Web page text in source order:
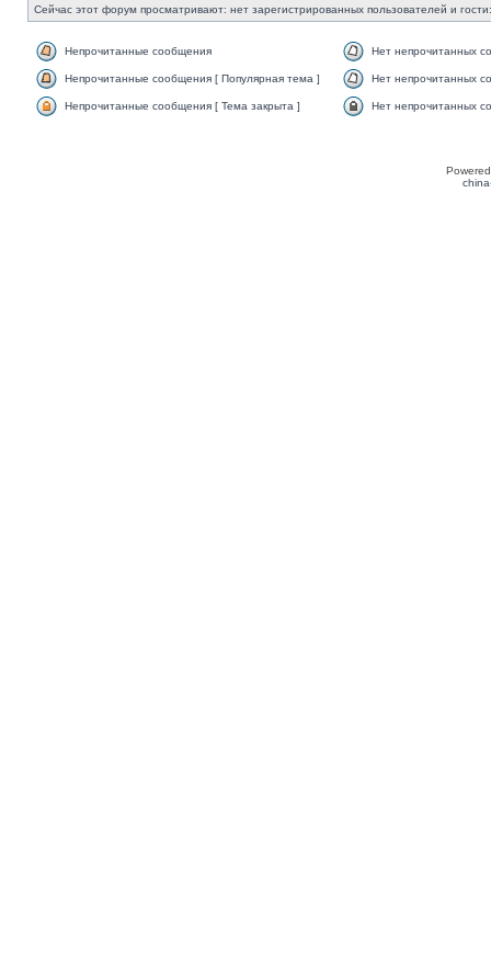
Сейчас этот форум просматривают: нет зарегистрированных пользователей и
Непрочитанные сообщения Нет непрочитанных
Непрочитанные сообщения [ Популярная тема ] Нет непрочитанных
Непрочитанные сообщения [ Тема закрыта ] Нет непрочитанных